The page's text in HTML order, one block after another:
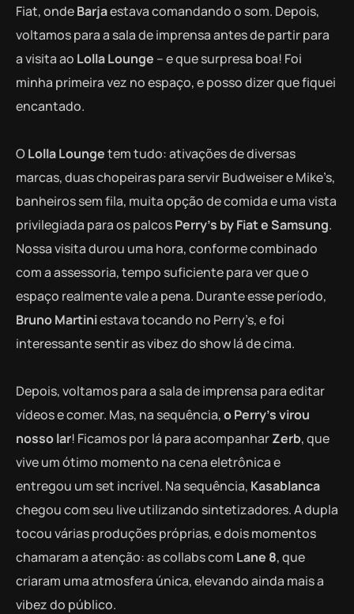
Fiat, ondeBarjaestava comandando o som. Depois,
voltamos para a sala de imprensa antes de partir para
a visita ao Lolla Lounge – e que surpresa boa! Foi
minha primeira vez no espaço, e posso dizer que fiquei
encantado.
OLolla Loungetem tudo: ativações de diversas
marcas, duas chopeiras para servir Budweiser e Mike’s,
banheiros sem fila, muita opção de comida e uma vista
privilegiada para os palcosPerry’s by Fiat e Samsung.
Nossa visita durou uma hora, conforme combinado
com a assessoria, tempo suficiente para ver que o
espaço realmente vale a pena. Durante esse período,
Bruno Martiniestava tocando no Perry’s, e foi
interessante sentir as vibez do show lá de cima.
Depois, voltamos para a sala de imprensa para editar
vídeos e comer. Mas, na sequência,o Perry’s virou
nosso lar! Ficamos por lá para acompanharZerb, que
vive um ótimo momento na cena eletrônica e
entregou um set incrível. Na sequência, Kasablanca
chegou com seu live utilizando sintetizadores. A dupla
tocou várias produções próprias, e dois momentos
chamaram a atenção: as collabs com Lane 8, que
criaram uma atmosfera única, elevando ainda mais a
vibez do público.